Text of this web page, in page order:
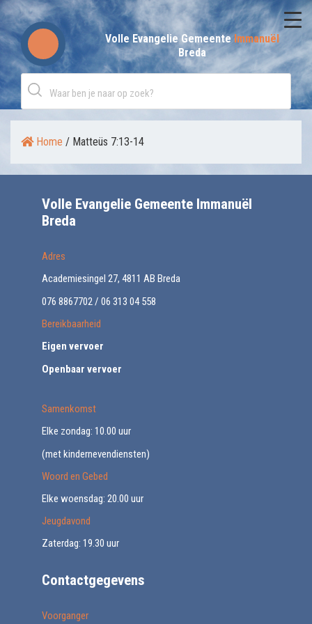
Skip
to
content
Volle Evangelie GemeenteImmanuël
Breda
Home / Matteüs 7:13-14
Volle Evangelie Gemeente Immanuël
Breda
Adres
Academiesingel 27, 4811 AB Breda
076 8867702 / 06 313 04 558
Bereikbaarheid
Eigen vervoer
Openbaar vervoer
Samenkomst
Elke zondag: 10.00 uur
(met kindernevendiensten)
Woord en Gebed
Elke woensdag: 20.00 uur
Jeugdavond
Zaterdag: 19.30 uur
Contactgegevens
Voorganger